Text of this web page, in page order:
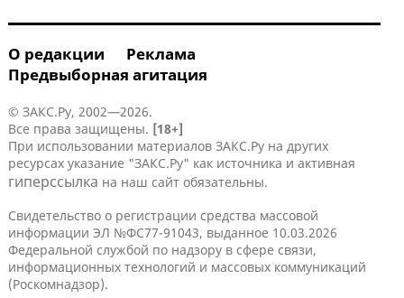
О редакции
Реклама
Предвыборная агитация
© ЗАКС.Ру, 2002—2026.
Все права защищены. [18+]
При использовании материалов ЗАКС.Ру на других
ресурсах указание "ЗАКС.Ру" как источника и активная
гиперссылка на наш сайт обязательны.
Свидетельство о регистрации средства массовой
информации ЭЛ №ФС77-91043, выданное 10.03.2026
Федеральной службой по надзору в сфере связи,
информационных технологий и массовых коммуникаций
(Роскомнадзор).